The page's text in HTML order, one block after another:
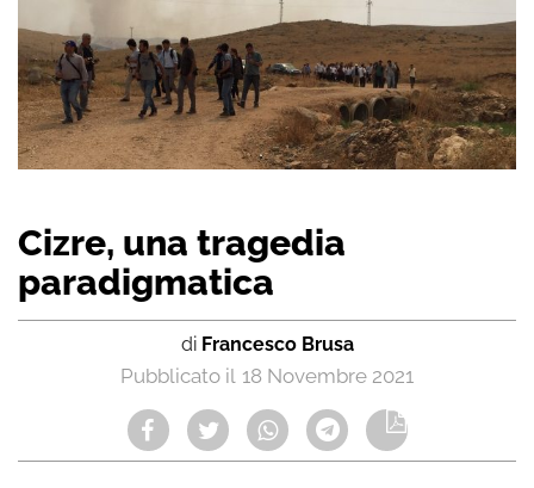
Cizre, una tragedia
paradigmatica
di Francesco Brusa
18 Novembre 2021